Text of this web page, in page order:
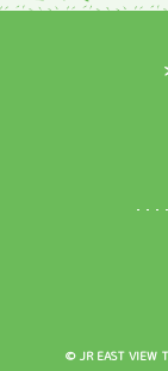
© JR EAST VIEW